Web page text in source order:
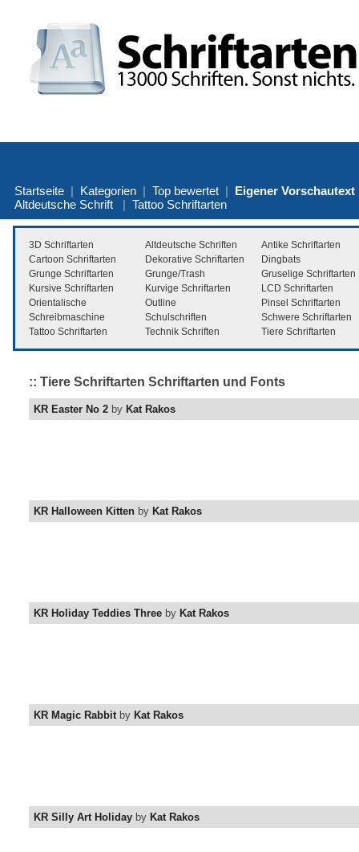
Startseite | Kategorien | Top bewertet | Eigener Vorschautext
Altdeutsche Schrift | Tattoo Schriftarten
3D Schriftarten Altdeutsche Schriften
Antike Schriftarten
Cartoon Schriftarten
Dekorative Schriftarten
Dingbats
Grunge Schriftarten
Grunge/Trash
Gruselige Schriftarten
Kursive Schriftarten
Kurvige Schriftarten
LCD Schriftarten
Orientalische
Outline
Pinsel Schriftarten
Schreibmaschine
Schulschriften
Schwere Schriftarten
Tattoo Schriftarten
Technik Schriften Tiere Schriftarten
:: Tiere Schriftarten Schriftarten und Fonts
KR Easter No 2 by Kat Rakos
KR Halloween Kitten by Kat Rakos
KR Holiday Teddies Three by Kat Rakos
KR Magic Rabbitby Kat Rakos
KR Silly Art Holiday by Kat Rakos